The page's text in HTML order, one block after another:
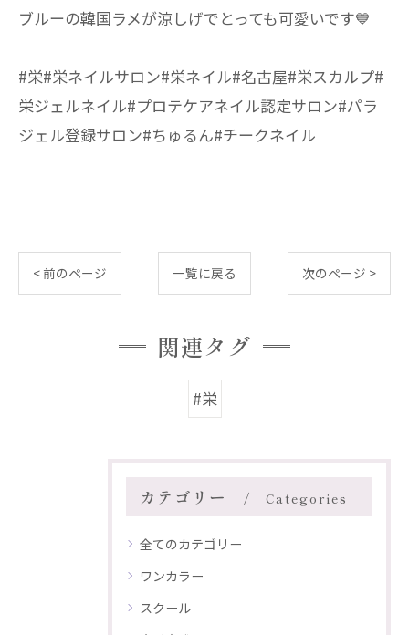
ブルーの韓国ラメが涼しげでとっても可愛いです💙
#栄#栄ネイルサロン#栄ネイル#名古屋#栄スカルプ#
栄ジェルネイル#プロテケアネイル認定サロン#パラ
ジェル登録サロン#ちゅるん#チークネイル
< 前のページ 一覧に戻る 次のページ >
関連タグ
#栄
カテゴリー Categories
全てのカテゴリー
ワンカラー
スクール